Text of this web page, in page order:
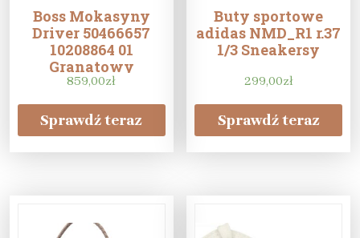
Boss Mokasyny
Driver 50466657
10208864 01
Granatowy
859,00zł
Sprawdź teraz
Buty sportowe
adidas NMD_R1 r.37
1/3 Sneakersy
299,00zł
Sprawdź teraz